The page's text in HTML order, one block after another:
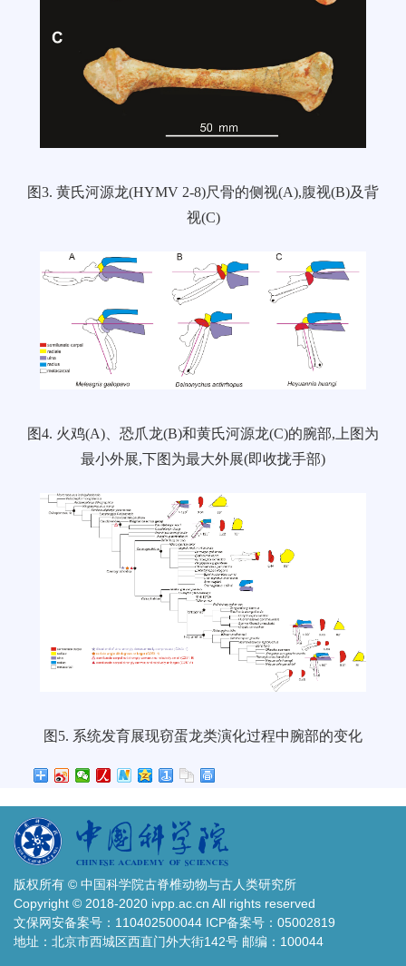
图3. 黄氏河源龙(HYMV 2-8)尺骨的侧视(A),腹视(B)及背
视(C)
图4. 火鸡(A)、恐爪龙(B)和黄氏河源龙(C)的腕部,上图为
最小外展,下图为最大外展(即收拢手部)
图5. 系统发育展现窃蛋龙类演化过程中腕部的变化
版权所有 © 中国科学院古脊椎动物与古人类研究所
Copyright © 2018-2020 ivpp.ac.cn All rights reserved
文保网安备案号：110402500044 ICP备案号：05002819
地址：北京市西城区西直门外大街142号 邮编：100044